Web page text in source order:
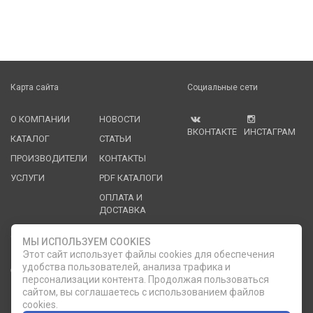
Карта сайта
О КОМПАНИИ
КАТАЛОГ
ПРОИЗВОДИТЕЛИ
УСЛУГИ
НОВОСТИ
СТАТЬИ
КОНТАКТЫ
PDF КАТАЛОГИ
ОПЛАТА И
ДОСТАВКА
Социальные сети
ВКОНТАКТЕ ИНСТАГРАМ
Служба клиентской поддержки
ОБРАТНЫЙ ЗВОНОК phone
8 (812) 335-21-16
8 (812) 335-21-17 7 (911) 947-43-48
МЫ ИСПОЛЬЗУЕМ COOKIES
Этот сайт использует файлы cookies для обеспечения
удобства пользователей, анализа трафика и
персонализации контента. Продолжая пользоваться
сайтом, вы соглашаетесь с использованием файлов
cookies.